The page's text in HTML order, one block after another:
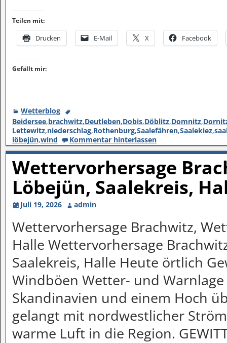
Teilen mit:
Drucken E-Mail X Facebook
Gefällt mir:
Wetterblog
Beidersee,brachwitz,Deutleben,Dobis,Döblitz,Domnitz,
Lettewitz,niederschlag,Rothenburg,Saalefähren,Saalekiez,
löbejün,wind Kommentar hinterlassen
Wettervorhersage
Löbejün, Saalekreis,
Juli 19, 2026 admin
Wettervorhersage Brachwitz,
Halle Wettervorhersage
Saalekreis, Halle Heute örtlich
Windböen Wetter- und
Skandinavien und einem Hoch
gelangt mit nordwestlicher
warme Luft in die Region.